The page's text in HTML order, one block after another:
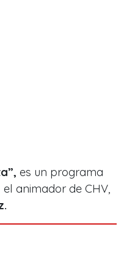
es un programa
animador de CHV,